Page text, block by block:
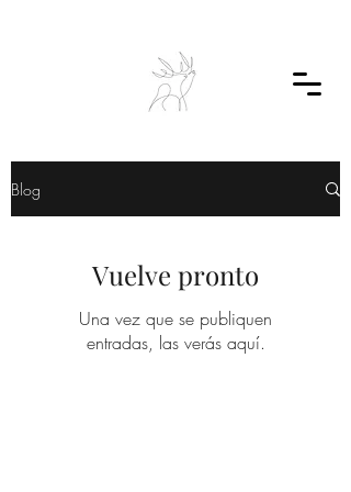
Blog
Vuelve pronto
Una vez que se publiquen
entradas, las verás aquí.